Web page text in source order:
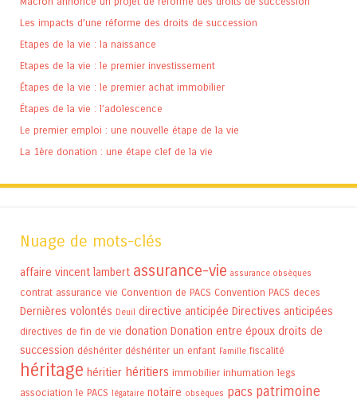
Les impacts d’une réforme des droits de succession
Etapes de la vie : la naissance
Etapes de la vie : le premier investissement
Étapes de la vie : le premier achat immobilier
Étapes de la vie : l’adolescence
Le premier emploi : une nouvelle étape de la vie
La 1ère donation : une étape clef de la vie
Nuage de mots-clés
affaire vincent lambert assurance-vie assurance obsèques
contrat assurance vie Convention de PACS Convention PACS deces
Dernières volontés Deuil directive anticipée Directives anticipées
directives de fin de vie donation Donation entre époux droits de
succession déshériter déshériter un enfant Famille fiscalité
héritage héritier héritiers immobilier inhumation legs
association le PACS légataire notaire obsèques pacs patrimoine